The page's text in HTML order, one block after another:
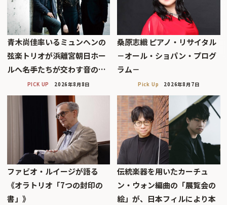
青木尚佳率いるミュンヘンの
弦楽トリオが浜離宮朝日ホー
ルへ――名手たちが交わす音の…
PICK UP 2026年8月8日
桑原志織 ピアノ・リサイタル
－オール・ショパン・プログ
ラム－
Pick Up 2026年8月7日
ファビオ・ルイージが語る
《オラトリオ「7つの封印の
書」》
伝統楽器を用いたカーチュ
ン・ウォン編曲の「展覧会の
絵」が、日本フィルにより本